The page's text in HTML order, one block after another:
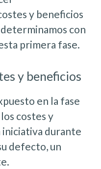
y beneficios
determinamos con
primera fase.
y beneficios
en la fase
costes y
iniciativa durante
defecto, un